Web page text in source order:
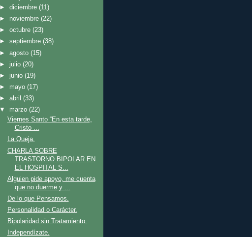
►diciembre(11)
► noviembre(22)
►octubre(23)
►septiembre(38)
►agosto(15)
► julio(20)
► junio(19)
► mayo(17)
►abril(33)
▼ marzo(22)
Viernes Santo “En esta tarde,
Cristo ...
La Queja.
CHARLA SOBRE
TRASTORNO BIPOLAR EN
EL HOSPITAL S...
Alguien pide apoyo, me cuenta
que no duerme y ...
De lo que Pensamos.
Personalidad o Carácter.
Bipolaridad sin Tratamiento.
Independízate.